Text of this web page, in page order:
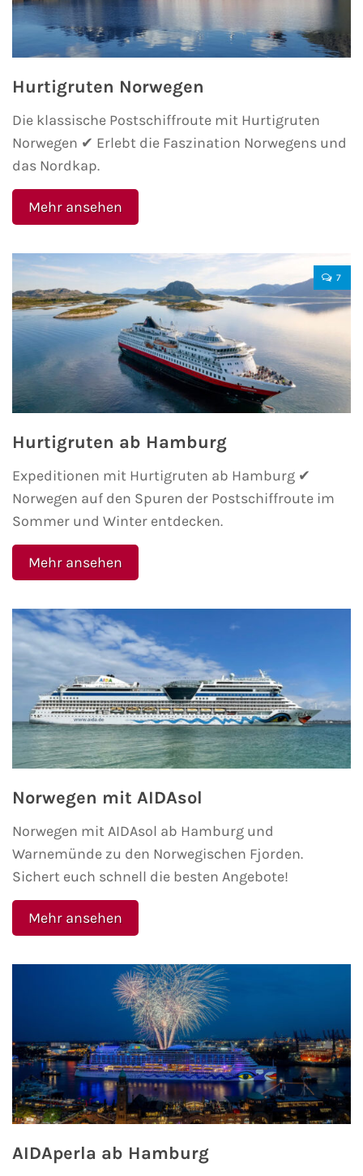
Mein Schiff Mittelmeer
Mein Schiff Westeuropa
Mein Schiff Nordamerika
Mein Schiff Transreisen
Mein Schiff Ostsee
Mein Schiff Asien
Mittelmeer-Kreuzfahrt
Kanaren-Kreuzfahrt
Karibik-Kreuzfahrt
Ostsee-Kreuzfahrt
Westeuropa-Kreuzfahrt
Norwegen-Kreuzfahrt
Orient-Kreuzfahrt
Reedereien
AIDA Cruises
TUI Cruises
MSC Kreuzfahrten
Costa Kreuzfahrten
Phoenix Reisen
Cunard Line
Norwegian Cruise Line
Royal Caribbean International
PLANTOURS Kreuzfahrten
Hurtigruten Norwegen
Die klassische Postschiffroute mit Hurtigruten
Norwegen ✔ Erlebt die Faszination Norwegens und
das Nordkap.
Mehr ansehen
7
Hurtigruten ab Hamburg
Expeditionen mit Hurtigruten ab Hamburg ✔
Norwegen auf den Spuren der Postschiffroute im
Sommer und Winter entdecken.
Mehr ansehen
Norwegen mit AIDAsol
Norwegen mit AIDAsol ab Hamburg und
Warnemünde zu den Norwegischen Fjorden.
Sichert euch schnell die besten Angebote!
Mehr ansehen
AIDAperla ab Hamburg